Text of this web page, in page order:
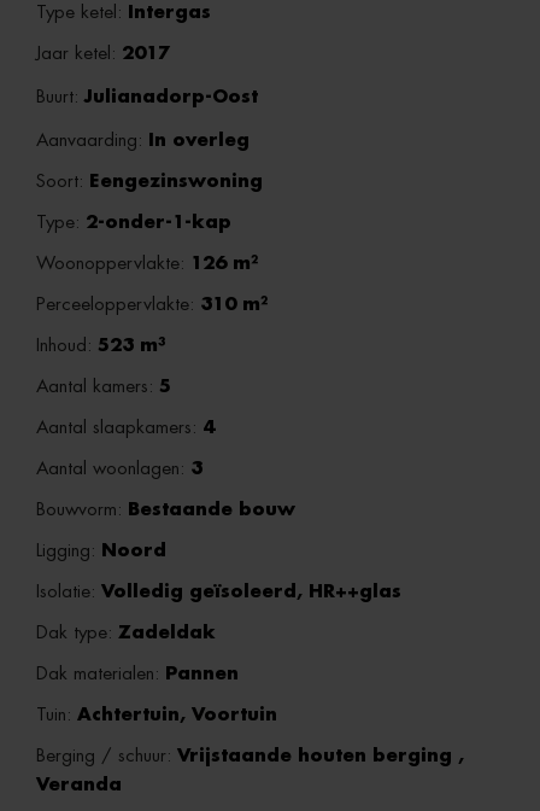
Type ketel: Intergas
Jaar ketel: 2017
Buurt:Julianadorp-Oost
Aanvaarding: In overleg
Soort: Eengezinswoning
Type: 2-onder-1-kap
Woonoppervlakte: 126 m²
Perceeloppervlakte: 310 m²
Inhoud: 523 m³
Aantal kamers: 5
Aantal slaapkamers: 4
Aantal woonlagen: 3
Bouwvorm: Bestaande bouw
Ligging: Noord
Isolatie: Volledig geïsoleerd, HR++glas
Dak type: Zadeldak
Dak materialen: Pannen
Tuin: Achtertuin, Voortuin
Berging / schuur: Vrijstaande houten berging ,
Veranda